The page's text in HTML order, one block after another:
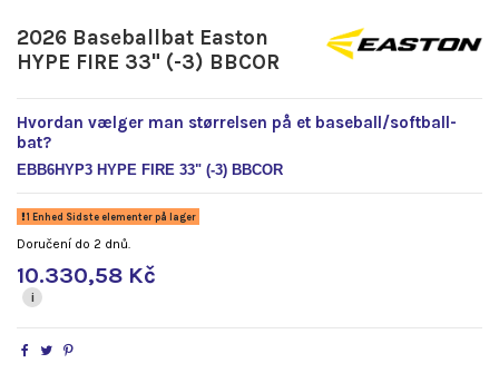
2026 Baseballbat Easton
HYPE FIRE 33" (-3) BBCOR
Hvordan vælger man størrelsen på et baseball/softball-
bat?
EBB6HYP3 HYPE FIRE 33" (-3) BBCOR
1 Enhed Sidste elementer på lager
Doručení do 2 dnů.
10.330,58 Kč
i